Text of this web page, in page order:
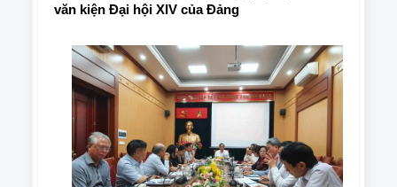
văn kiện Đại hội XIV của Đảng